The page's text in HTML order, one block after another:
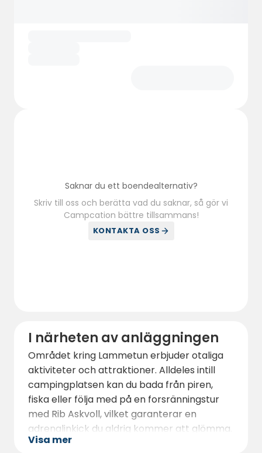
Saknar du ett boendealternativ?
Skriv till oss och berätta vad du saknar, så gör vi
Campcation bättre tillsammans!
KONTAKTA OSS
I närheten av anläggningen
Området kring Lammetun erbjuder otaliga
aktiviteter och attraktioner. Alldeles intill
campingplatsen kan du bada från piren,
fiska eller följa med på en forsränningstur
med Rib Askvoll, vilket garanterar en
adrenalinkick du aldrig kommer att glömma.
För dig som vill ha en lugnare dag finns det
Visa mer